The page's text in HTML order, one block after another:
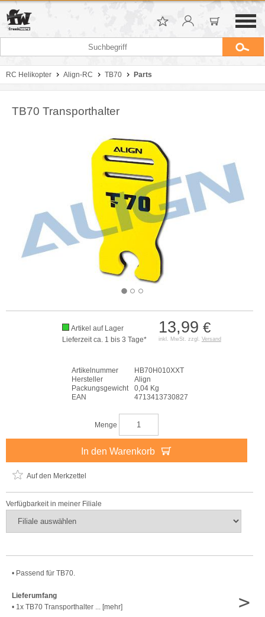
RC Helikopter Align-RC TB70 Parts
TB70 Transporthalter
13,99 €
inkl. MwSt. zzgl. Versand
Artikel auf Lager
Lieferzeit ca. 1 bis 3 Tage*
Artikelnummer
HB70H010XXT
Hersteller
Align
Packungsgewicht
0,04 Kg
EAN
4713413730827
Menge
In den Warenkorb
Auf den Merkzettel
Verfügbarkeit in meiner Filiale
• Passend für TB70.
Lieferumfang
• 1x TB70 Transporthalter ... [mehr]
>